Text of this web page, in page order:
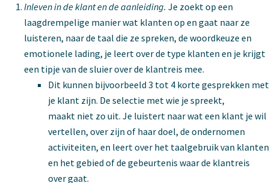
Inleven in de klant en de aanleiding. Je zoekt op een
laagdrempelige manier wat klanten op en gaat naar ze
luisteren, naar de taal die ze spreken, de woordkeuze en
emotionele lading, je leert over de type klanten en je krijgt
een tipje van de sluier over de klantreis mee.
Dit kunnen bijvoorbeeld 3 tot 4 korte gesprekken met
je klant zijn. De selectie met wie je spreekt,
maakt niet zo uit. Je luistert naar wat een klant je wil
vertellen, over zijn of haar doel, de ondernomen
activiteiten, en leert over het taalgebruik van klanten
en het gebied of de gebeurtenis waar de klantreis
over gaat.